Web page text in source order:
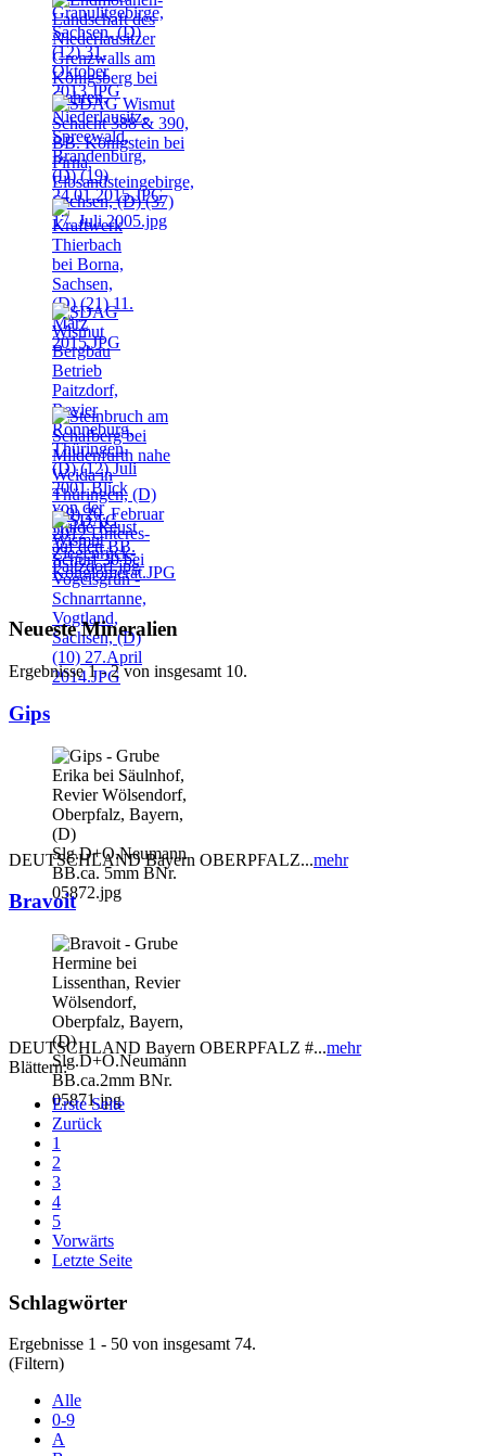
Neueste Mineralien
Ergebnisse 1 - 2 von insgesamt 10.
Gips
DEUTSCHLAND Bayern OBERPFALZ...mehr
Bravoit
DEUTSCHLAND Bayern OBERPFALZ #...mehr
Blättern:
Erste Seite
Zurück
1
2
3
4
5
Vorwärts
Letzte Seite
Schlagwörter
Ergebnisse 1 - 50 von insgesamt 74.
(Filtern)
Alle
0-9
A